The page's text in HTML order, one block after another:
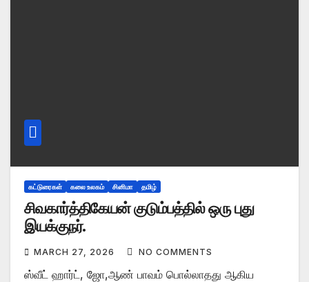
கட்டுரைகள் கலை உலகம் சினிமா தமிழ்
சிவகார்த்திகேயன் குடும்பத்தில் ஒரு புது
இயக்குநர்.
MARCH 27, 2026 NO COMMENTS
ஸ்வீட் ஹார்ட், ஜோ,ஆண் பாவம் பொல்லாதது ஆகிய